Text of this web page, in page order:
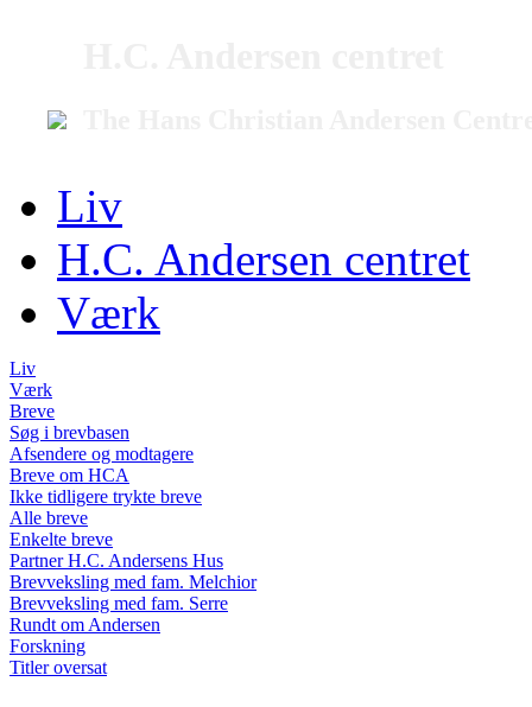
Liv
H.C. Andersen centret
Værk
Liv
Værk
Breve
Søg i brevbasen
Afsendere og modtagere
Breve om HCA
Ikke tidligere trykte breve
Alle breve
Enkelte breve
Partner H.C. Andersens Hus
Brevveksling med fam. Melchior
Brevveksling med fam. Serre
Rundt om Andersen
Forskning
Titler oversat